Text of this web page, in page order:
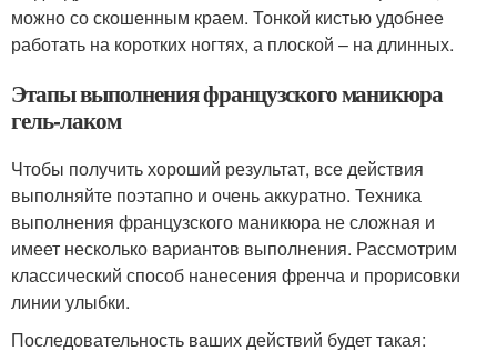
можно со скошенным краем. Тонкой кистью удобнее
работать на коротких ногтях, а плоской – на длинных.
Этапы выполнения французского маникюра
гель-лаком
Чтобы получить хороший результат, все действия
выполняйте поэтапно и очень аккуратно. Техника
выполнения французского маникюра не сложная и
имеет несколько вариантов выполнения. Рассмотрим
классический способ нанесения френча и прорисовки
линии улыбки.
Последовательность ваших действий будет такая: